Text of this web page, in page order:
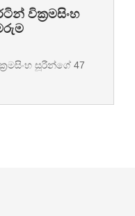
වික්‍රමසිංහ
සූරීන්ගේ 47